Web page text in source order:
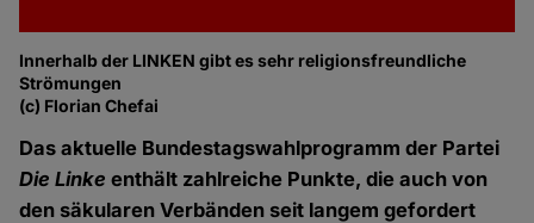
Innerhalb der LINKEN gibt es sehr religionsfreundliche
Strömungen
(c) Florian Chefai
Das aktuelle Bundestagswahlprogramm der Partei
Die Linke enthält zahlreiche Punkte, die auch von
den säkularen Verbänden seit langem gefordert